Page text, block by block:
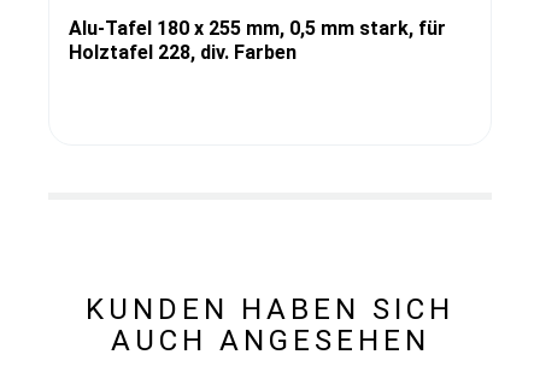
Alu-Tafel 180 x 255 mm, 0,5 mm stark, für
Holztafel 228, div. Farben
KUNDEN HABEN SICH
AUCH ANGESEHEN